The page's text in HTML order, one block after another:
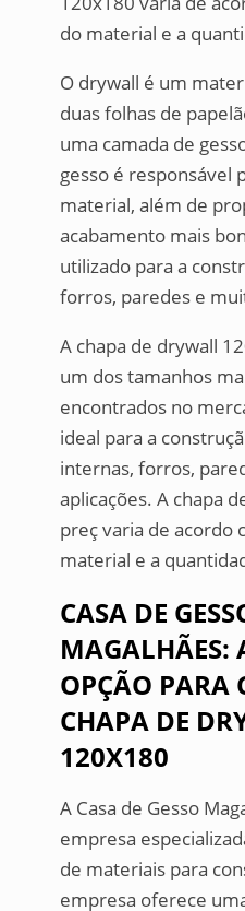
do material e a
O drywall é um
duas folhas de
uma camada de
gesso é responsável
material, além de
acabamento mais
utilizado para a
forros, paredes e
A chapa de drywall
um dos tamanhos
encontrados no
ideal para a
internas, forros,
aplicações. A chapa
preç varia de acordo
material e a
CASA DE
MAGALHÃES:
OPÇÃO PARA
CHAPA DE
120X180
A Casa de Gesso
empresa
de materiais para
empresa oferece